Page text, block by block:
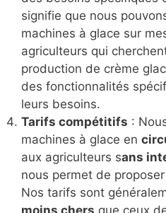
signifie que nous
machines à glace sur
agriculteurs qui
production de crème
des fonctionnalités
leurs besoins.
Tarifs compétitifs :
machines à glace en
aux agriculteurs sans
nous permet de
Nos tarifs sont
moins chers que ceux